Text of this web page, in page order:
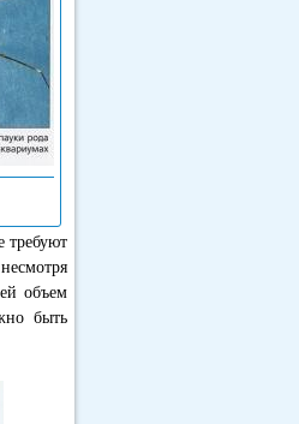
требуют
объем
быть